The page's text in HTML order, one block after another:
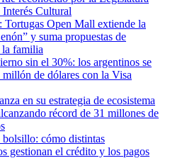
Cultural
Open Mall extiende la
y suma propuestas de
la familia
sin el 30%: los argentinos se
de dólares con la Visa
en su estrategia de ecosistema
récord de 31 millones de
bolsillo: cómo distintas
gestionan el crédito y los pagos